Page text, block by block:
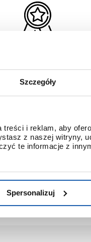
Szczegóły
i reklam, aby
z naszej witryny,
te informacje z
Spersonalizuj
gwarancja
o kolejne 3 lata
określonych w
do 30 dni od daty
zakupu.
gwarancji